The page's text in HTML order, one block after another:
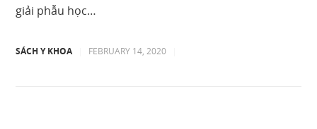
giải phẫu học…
SÁCH Y KHOA FEBRUARY 14, 2020